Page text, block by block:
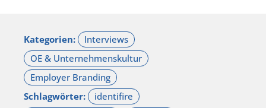
Kategorien:
Schlagwörter: